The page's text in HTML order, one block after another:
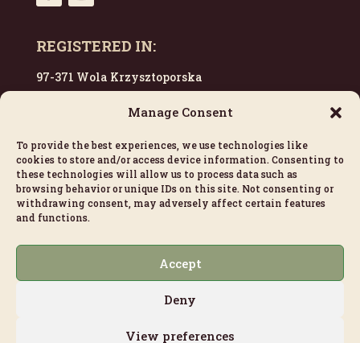
Manage Consent
To provide the best experiences, we use technologies like
cookies to store and/or access device information. Consenting to
these technologies will allow us to process data such as
browsing behavior or unique IDs on this site. Not consenting or
withdrawing consent, may adversely affect certain features
and functions.
Accept
Deny
View preferences
REGISTERED IN:
97-371 Wola Krzysztoporska
CONTACT US:
escargots@viksimo.com
+33 628 774 374
LINKS:
Cookie Policy (EU)